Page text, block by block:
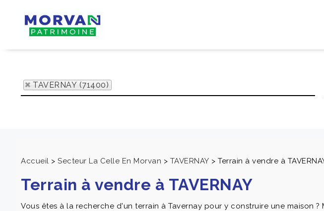
TAVERNAY (71400)
Accueil > Secteur La Celle En Morvan > TAVERNAY > Terrain à vendre à
Terrain à vendre à TAVERNAY
Vous êtes à la recherche d'un terrain à Tavernay pour y construire une maison ?